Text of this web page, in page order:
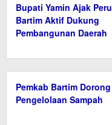
Bupati Yamin Ajak
Bartim Aktif Dukung
Pembangunan Daerah
Pemkab Bartim
Pengelolaan Sampah